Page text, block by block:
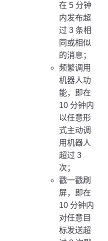
在 5 分钟
内发布超
过 3 条相
同或相似
的消息；
频繁调用
机器人功
能，即在
10 分钟内
以任意形
式主动调
用机器人
超过 3
次；
戳一戳刷
屏，即在
10 分钟内
对任意目
标发送超